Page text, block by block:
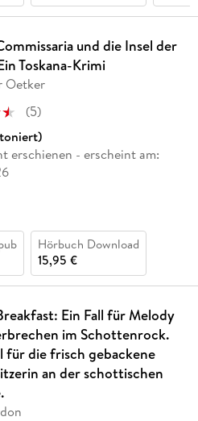
und die Insel der
Toskana-Krimi
Oetker
(5)
erschienen - erscheint am:
Hörbuch Download
15,95 €
Ein Fall für Melody
im Schottenrock.
für die frisch gebackene
an der schottischen